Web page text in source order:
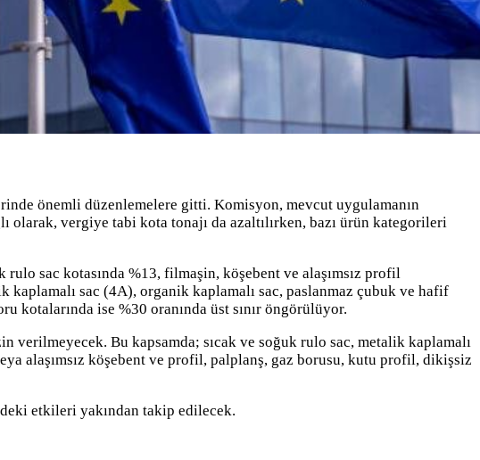
önemli düzenlemelere gitti. Komisyon, mevcut uygulamanın
olarak, vergiye tabi kota tonajı da azaltılırken, bazı ürün kategorileri
rulo sac kotasında %13, filmaşin, köşebent ve alaşımsız profil
sac (4A), organik kaplamalı sac, paslanmaz çubuk ve hafif
ise %30 oranında üst sınır öngörülüyor.
verilmeyecek. Bu kapsamda; sıcak ve soğuk rulo sac, metalik kaplamalı
alaşımsız köşebent ve profil, palplanş, gaz borusu, kutu profil, dikişsiz
etkileri yakından takip edilecek.